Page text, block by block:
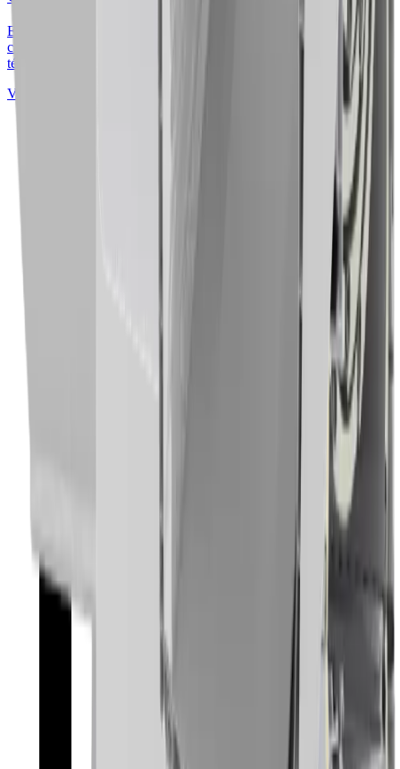
El modelo Eurostand nace como evolución de nuestra gama de
cajones aislantes, con un enfoque en la optimización del confort
térmico y acústico. Su dis...
Ver detalles